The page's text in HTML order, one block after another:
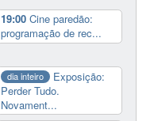
19:00Cine paredão:
programação de rec...
dia inteiro
Exposição:
Perder Tudo.
Novament...